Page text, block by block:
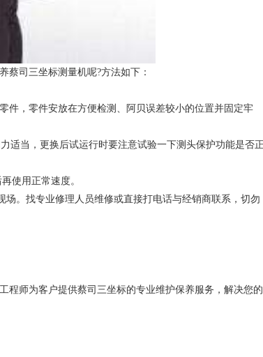
蔡司三坐标测量机呢?方法如下：
，零件安放在方便检测、阿贝误差较小的位置并固定牢
当，更换后试运行时要注意试验一下测头保护功能是否
使用正常速度。
。找专业修理人员维修或直接打电话与经销商联系，切勿
程师为客户提供蔡司三坐标的专业维护保养服务，解决您的